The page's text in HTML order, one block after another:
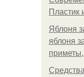
Пластик
Яблоня
яблоня